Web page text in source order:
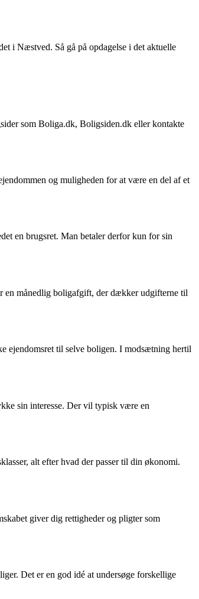
i Næstved. Så gå på opdagelse i det aktuelle
som Boliga.dk, Boligsiden.dk eller kontakte
og muligheden for at være en del af et
en brugsret. Man betaler derfor kun for sin
en månedlig boligafgift, der dækker udgifterne til
ejendomsret til selve boligen. I modsætning hertil
sin interesse. Der vil typisk være en
alt efter hvad der passer til din økonomi.
giver dig rettigheder og pligter som
Det er en god idé at undersøge forskellige